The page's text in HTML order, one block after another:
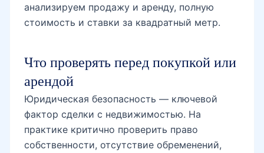
анализируем продажу и аренду, полную
стоимость и ставки за квадратный метр.
Что проверять перед покупкой или
арендой
Юридическая безопасность — ключевой
фактор сделки с недвижимостью. На
практике критично проверить право
собственности, отсутствие обременений,